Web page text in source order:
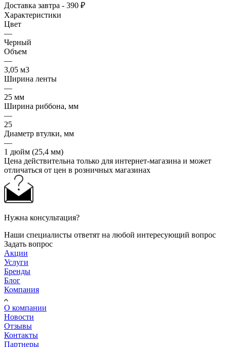
Доставка завтра - 390 ₽
Характеристики
Цвет
—
Черный
Объем
—
3,05 м3
Ширина ленты
—
25 мм
Ширина риббона, мм
—
25
Диаметр втулки, мм
—
1 дюйм (25,4 мм)
Цена действительна только для интернет-магазина и может
отличаться от цен в розничных магазинах
Нужна консультация?
Наши специалисты ответят на любой интересующий вопрос
Задать вопрос
Акции
Услуги
Бренды
Блог
Компания
О компании
Новости
Отзывы
Контакты
Партнеры